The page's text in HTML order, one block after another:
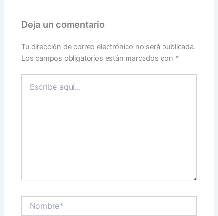
Deja un comentario
Tu dirección de correo electrónico no será publicada.
Los campos obligatorios están marcados con *
aquí...